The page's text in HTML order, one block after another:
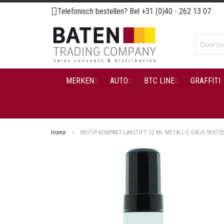
Ga
naar
de
inhoud
Telefonisch bestellen? Bel +31 (0)40 - 262 13 07
MERKEN AUTO BTC LINE GRAFFITI
Home MOTIP KOMPAKT LAKSTIFT 12 ML METALLIC GRIJS 956702